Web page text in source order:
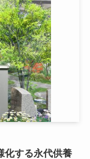
化する永代供養